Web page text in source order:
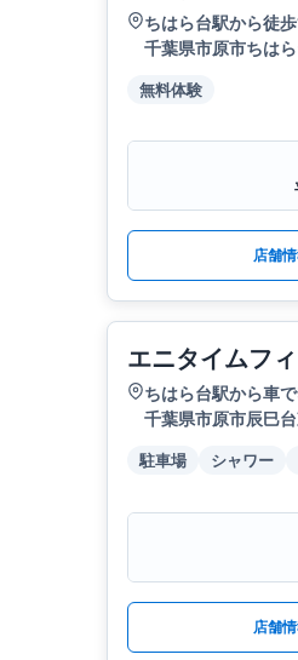
ちはら台駅から徒
千葉県市原市ちは
無料体験
店舗
エニタイムフ
ちはら台駅から車
千葉県市原市辰巳
駐車場 シャワー
店舗